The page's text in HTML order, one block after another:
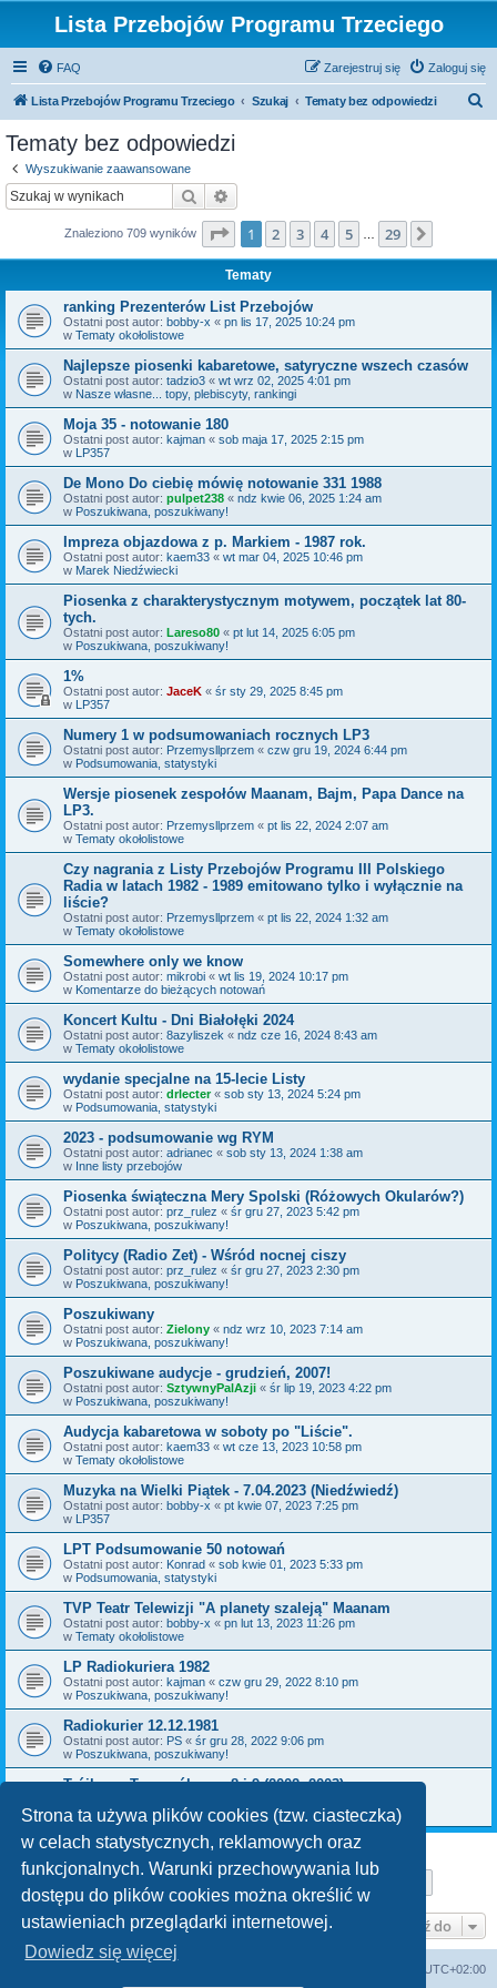
Strona ta używa plików cookies (tzw. ciasteczka)
w celach statystycznych, reklamowych oraz
funkcjonalnych. Warunki przechowywania lub
dostępu do plików cookies można określić w
ustawieniach przeglądarki internetowej.
Dowiedz się więcej
Lista Przebojów Programu Trzeciego
FAQ Zaloguj się
Zarejestruj się
Lista Przebojów Programu Trzeciego Szukaj Tematy bez odpowiedzi
Tematy bez odpowiedzi
Wyszukiwanie zaawansowane
Szukaj
Znaleziono 709 wyników Strona z29
1 2 3 4 5 29
Tematy
ranking Prezenterów List Przebojów
Ostatni post autor: bobby-x « pn lis 17, 2025 10:24 pm
w Tematy okołolistowe
Najlepsze piosenki kabaretowe, satyryczne wszech czasów
Ostatni post autor: tadzio3 « wt wrz 02, 2025 4:01 pm
w Nasze własne... topy, plebiscyty, rankingi
Moja 35 - notowanie 180
Ostatni post autor: kajman « sob maja 17, 2025 2:15 pm
w LP357
De Mono Do ciebię mówię notowanie 331 1988
Ostatni post autor: pulpet238 « ndz kwie 06, 2025 1:24 am
w Poszukiwana, poszukiwany!
Impreza objazdowa z p. Markiem - 1987 rok.
Ostatni post autor: kaem33 « wt mar 04, 2025 10:46 pm
w Marek Niedźwiecki
Piosenka z charakterystycznym motywem, początek lat 80-
tych.
Ostatni post autor: Lareso80 « pt lut 14, 2025 6:05 pm
w Poszukiwana, poszukiwany!
1%
Ostatni post autor: JaceK « śr sty 29, 2025 8:45 pm
w LP357
Numery 1 w podsumowaniach rocznych LP3
Ostatni post autor: Przemysllprzem « czw gru 19, 2024 6:44 pm
w Podsumowania, statystyki
Wersje piosenek zespołów Maanam, Bajm, Papa Dance na
LP3.
Ostatni post autor: Przemysllprzem « pt lis 22, 2024 2:07 am
w Tematy okołolistowe
Czy nagrania z Listy Przebojów Programu III Polskiego
Radia w latach 1982 - 1989 emitowano tylko i wyłącznie na
liście?
Ostatni post autor: Przemysllprzem « pt lis 22, 2024 1:32 am
w Tematy okołolistowe
Somewhere only we know
Ostatni post autor: mikrobi « wt lis 19, 2024 10:17 pm
w Komentarze do bieżących notowań
Koncert Kultu - Dni Białołęki 2024
Ostatni post autor: 8azyliszek « ndz cze 16, 2024 8:43 am
w Tematy okołolistowe
wydanie specjalne na 15-lecie Listy
Ostatni post autor: drlecter« sob sty 13, 2024 5:24 pm
w Podsumowania, statystyki
2023 - podsumowanie wg RYM
Ostatni post autor: adrianec « sob sty 13, 2024 1:38 am
w Inne listy przebojów
Piosenka świąteczna Mery Spolski (Różowych Okularów?)
Ostatni post autor: prz_rulez « śr gru 27, 2023 5:42 pm
w Poszukiwana, poszukiwany!
Politycy (Radio Zet) - Wśród nocnej ciszy
Ostatni post autor: prz_rulez « śr gru 27, 2023 2:30 pm
w Poszukiwana, poszukiwany!
Poszukiwany
Ostatni post autor: Zielony « ndz wrz 10, 2023 7:14 am
w Poszukiwana, poszukiwany!
Poszukiwane audycje - grudzień, 2007!
Ostatni post autor: SztywnyPalAzji « śr lip 19, 2023 4:22 pm
w Poszukiwana, poszukiwany!
Audycja kabaretowa w soboty po "Liście".
Ostatni post autor: kaem33 « wt cze 13, 2023 10:58 pm
w Tematy okołolistowe
Muzyka na Wielki Piątek - 7.04.2023 (Niedźwiedź)
Ostatni post autor: bobby-x « pt kwie 07, 2023 7:25 pm
w LP357
LPT Podsumowanie 50 notowań
Ostatni post autor: Konrad « sob kwie 01, 2023 5:33 pm
w Podsumowania, statystyki
TVP Teatr Telewizji "A planety szaleją" Maanam
Ostatni post autor: bobby-x « pn lut 13, 2023 11:26 pm
w Tematy okołolistowe
LP Radiokuriera 1982
Ostatni post autor: kajman « czw gru 29, 2022 8:10 pm
w Poszukiwana, poszukiwany!
Radiokurier 12.12.1981
Ostatni post autor: PS « śr gru 28, 2022 9:06 pm
w Poszukiwana, poszukiwany!
Trójkowy Top ogólny nr 8 i 9 (2002, 2003)
w Poszukiwana, poszukiwany!
Znaleziono 709 wyników Strona 1z 29
3
Przejdź do
UTC+02:00